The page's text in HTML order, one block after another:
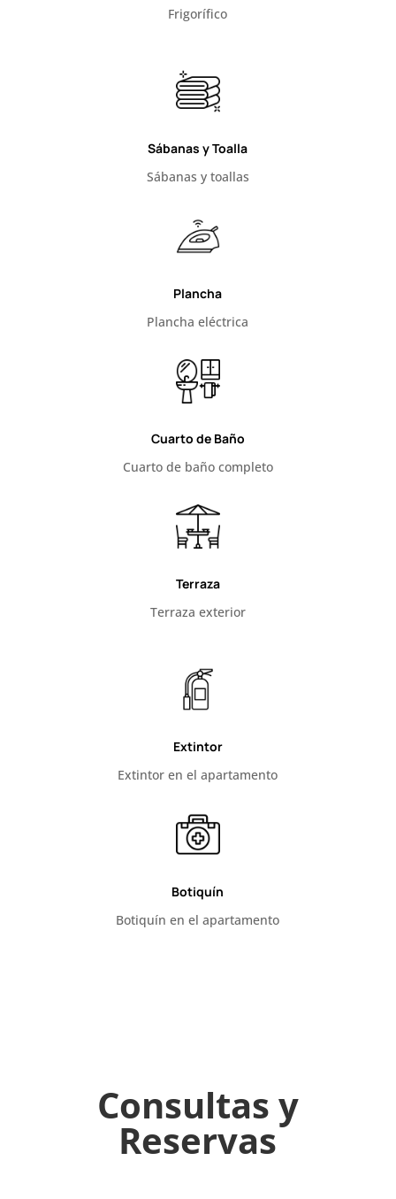
Frigorífico
Sábanas y Toalla
Sábanas y toallas
Plancha
Plancha eléctrica
Cuarto de Baño
Cuarto de baño completo
Terraza
Terraza exterior
Extintor
Extintor en el apartamento
Botiquín
Botiquín en el apartamento
Consultas y
Reservas